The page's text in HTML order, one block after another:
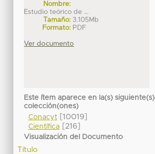
Nombre:
Estudio teórico de ...
Tamaño: 3.105Mb
Formato: PDF
Ver documento
Este ítem aparece en la(s) siguiente(s)
colección(ones)
Conacyt[10019]
Científica[216]
Visualización del Documento
Título